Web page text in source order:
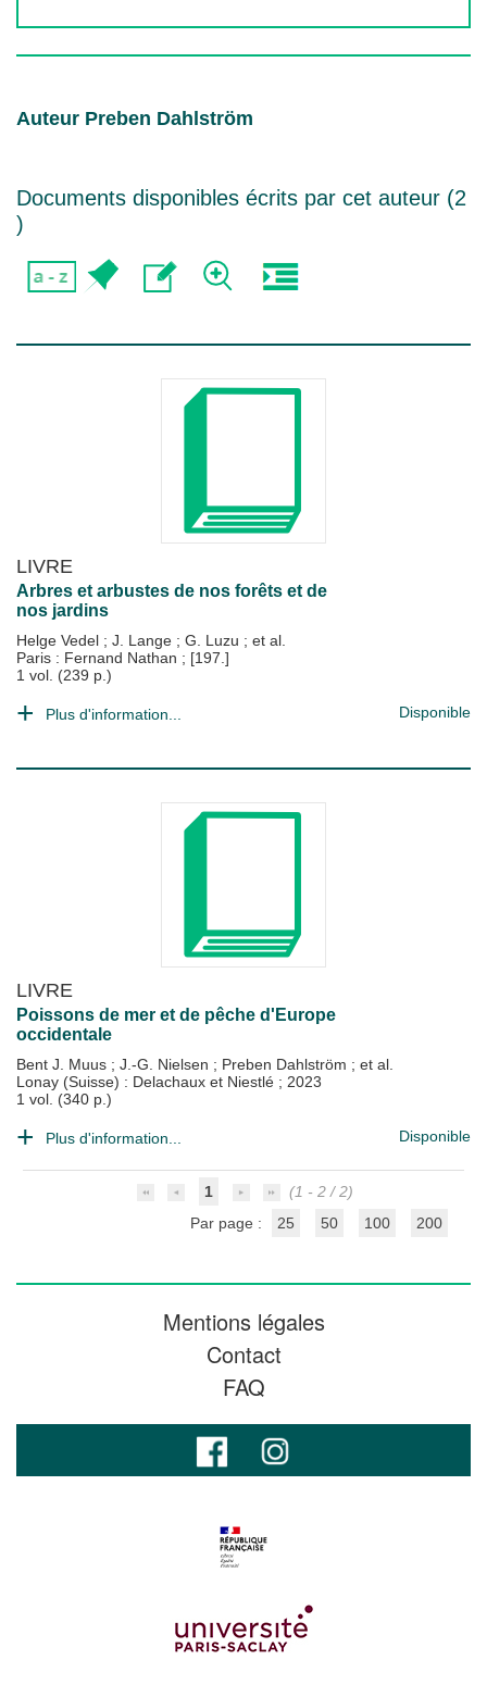
Auteur Preben Dahlström
Documents disponibles écrits par cet auteur (2
)
LIVRE
Arbres et arbustes de nos forêts et de
nos jardins
Helge Vedel ; J. Lange ; G. Luzu ; et al.
Paris : Fernand Nathan ; [197.]
1 vol. (239 p.)
Plus d'information... Disponible
LIVRE
Poissons de mer et de pêche d'Europe
occidentale
Bent J. Muus ; J.-G. Nielsen ; Preben Dahlström ; et al.
Lonay (Suisse) : Delachaux et Niestlé ; 2023
1 vol. (340 p.)
Plus d'information... Disponible
1
(1 - 2 / 2)
Par page :
25 50 100 200
Mentions légales
Contact
FAQ